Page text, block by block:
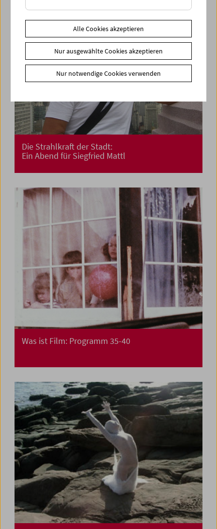
Die Strahlkraft der Stadt:
Ein Abend für Siegfried Mattl
Was ist Film: Programm 35-40
Alle Cookies akzeptieren
Nur ausgewählte Cookies akzeptieren
Nur notwendige Cookies verwenden